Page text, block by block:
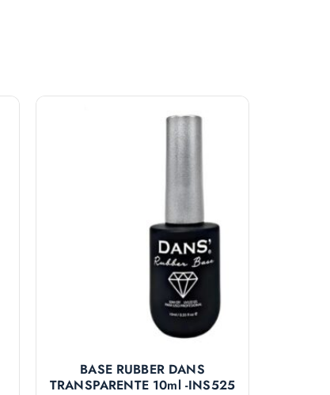
BASE RUBBER DANS
TRANSPARENTE 10ml -INS525